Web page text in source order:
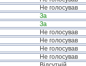
Не голосував
За
За
Не голосував
Не голосував
Не голосував
Не голосував